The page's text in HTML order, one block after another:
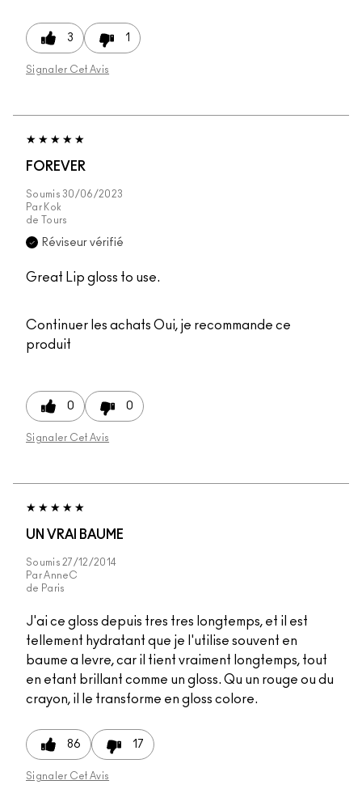
3 1
Signaler Cet Avis
FOREVER
Soumis30/06/2023
Par Kok
de
Tours
Réviseur vérifié
Great Lip gloss to use.
Continuer les achats Oui, je recommande ce
produit
0 0
Signaler Cet Avis
UN VRAI BAUME
Soumis 27/12/2014
ParAnneC
de Paris
J'ai ce gloss depuis tres tres longtemps, et il est
tellement hydratant que je l'utilise souvent en
baume a levre, car il tient vraiment longtemps, tout
en etant brillant comme un gloss. Qu un rouge ou du
crayon, il le transforme en gloss colore.
86 17
Signaler Cet Avis